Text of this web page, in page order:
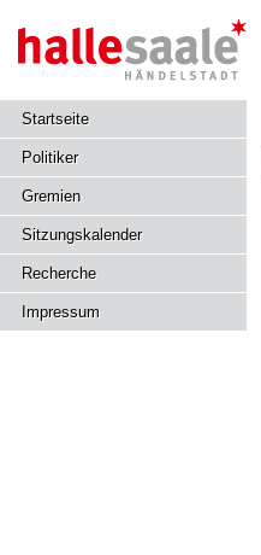
Startseite
Politiker
Gremien
Sitzungskalender
Recherche
Impressum